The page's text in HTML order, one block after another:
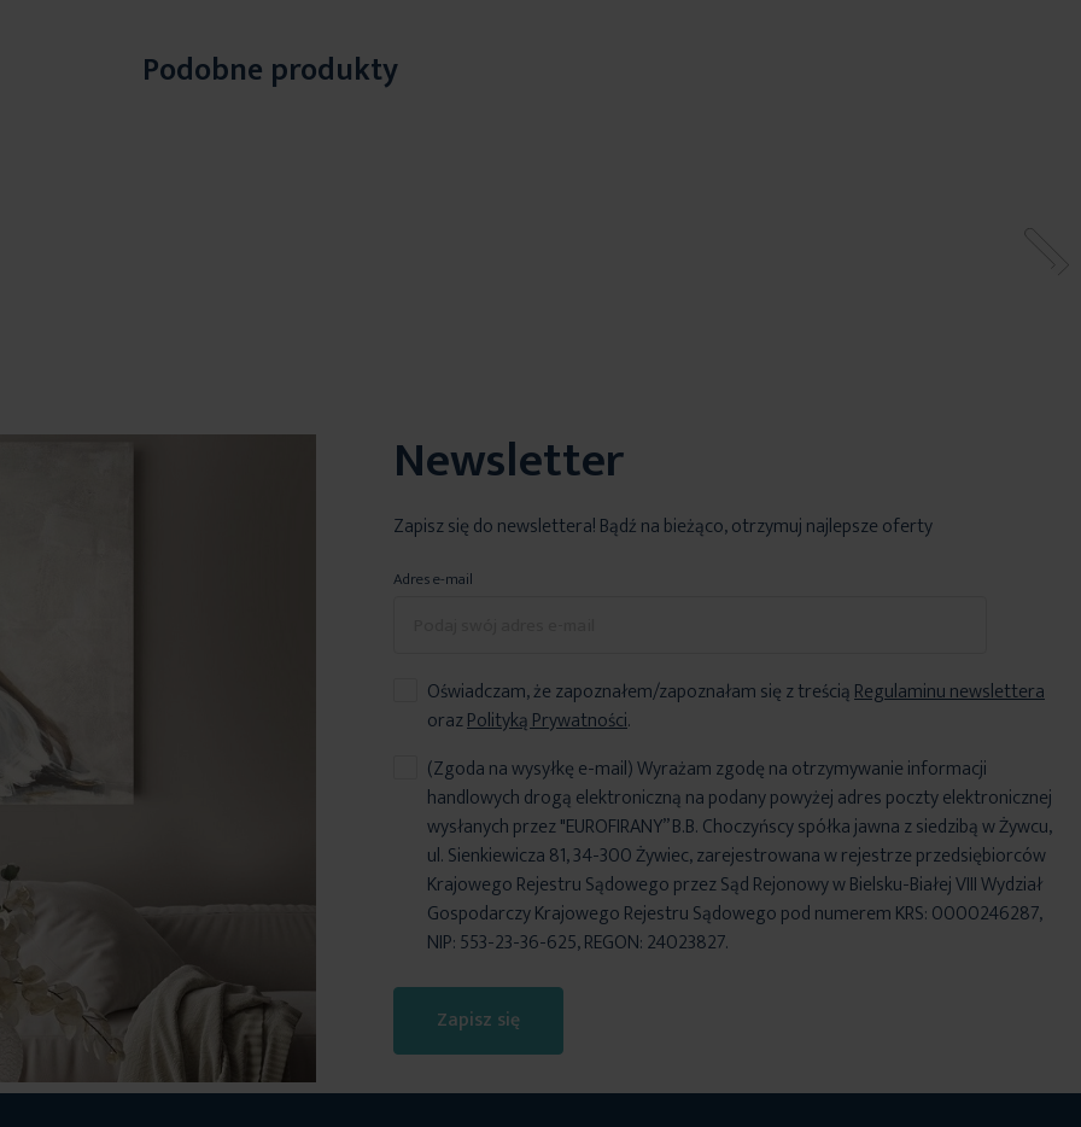
Podobne produkty
Newsletter
Zapisz się do newslettera! Bądź na bieżąco, otrzymuj najlepsze oferty
Adres e-mail
Oświadczam, że zapoznałem/zapoznałam się z treściąRegulaminu newslettera
orazPolityką Prywatności.
Zapisz się
(Zgoda na wysyłkę e-mail) Wyrażam zgodę na otrzymywanie informacji
handlowych drogą elektroniczną na podany powyżej adres poczty elektronicznej
wysłanych przez "EUROFIRANY” B.B. Choczyńscy spółka jawna z siedzibą w Żywcu,
ul. Sienkiewicza 81, 34-300 Żywiec, zarejestrowana w rejestrze przedsiębiorców
Krajowego Rejestru Sądowego przez Sąd Rejonowy w Bielsku-Białej VIII Wydział
Gospodarczy Krajowego Rejestru Sądowego pod numerem KRS: 0000246287,
NIP: 553-23-36-625, REGON: 24023827.